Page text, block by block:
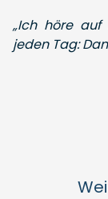
„Ich höre
jeden Tag: